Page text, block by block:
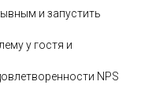
и запустить
у гостя и
NPS